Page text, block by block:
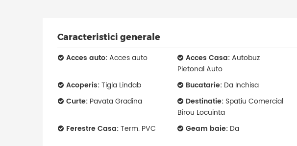
Caracteristici generale
Acces auto:Acces auto Acces Casa:Autobuz
Pietonal Auto
Acoperis:Tigla Lindab Bucatarie: Da Inchisa
Curte:Pavata Gradina Destinatie: Spatiu Comercial
Birou Locuinta
Ferestre Casa:Term. PVC Geam baie: Da